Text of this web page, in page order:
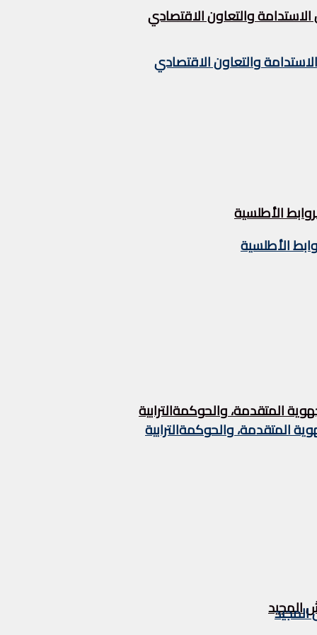
والتعاون الاقتصادي
الأطلسية
المتقدمة، والحوكمةالترابية
والتعاون الاقتصادي
الأطلسية
المتقدمة، والحوكمةالترابية